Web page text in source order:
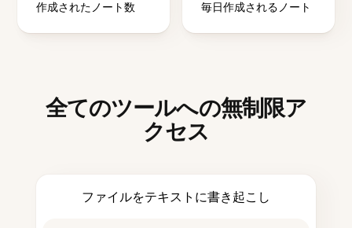
作成されたノート数 毎日作成されるノート
全てのツールへの無制限ア
クセス
ファイルをテキストに書き起こし